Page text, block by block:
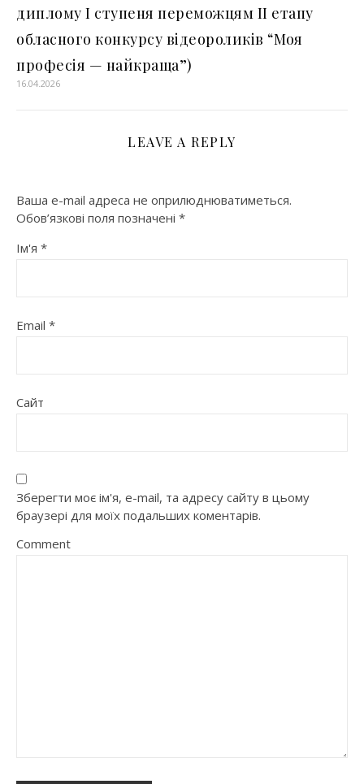
диплому І ступеня переможцям ІІ етапу
обласного конкурсу відеороликів “Моя
професія — найкраща”)
16.04.2026
LEAVE A REPLY
Ваша e-mail адреса не оприлюднюватиметься.
Обов’язкові поля позначені *
Ім'я *
Email *
Сайт
Зберегти моє ім'я, e-mail, та адресу сайту в цьому
браузері для моїх подальших коментарів.
Comment